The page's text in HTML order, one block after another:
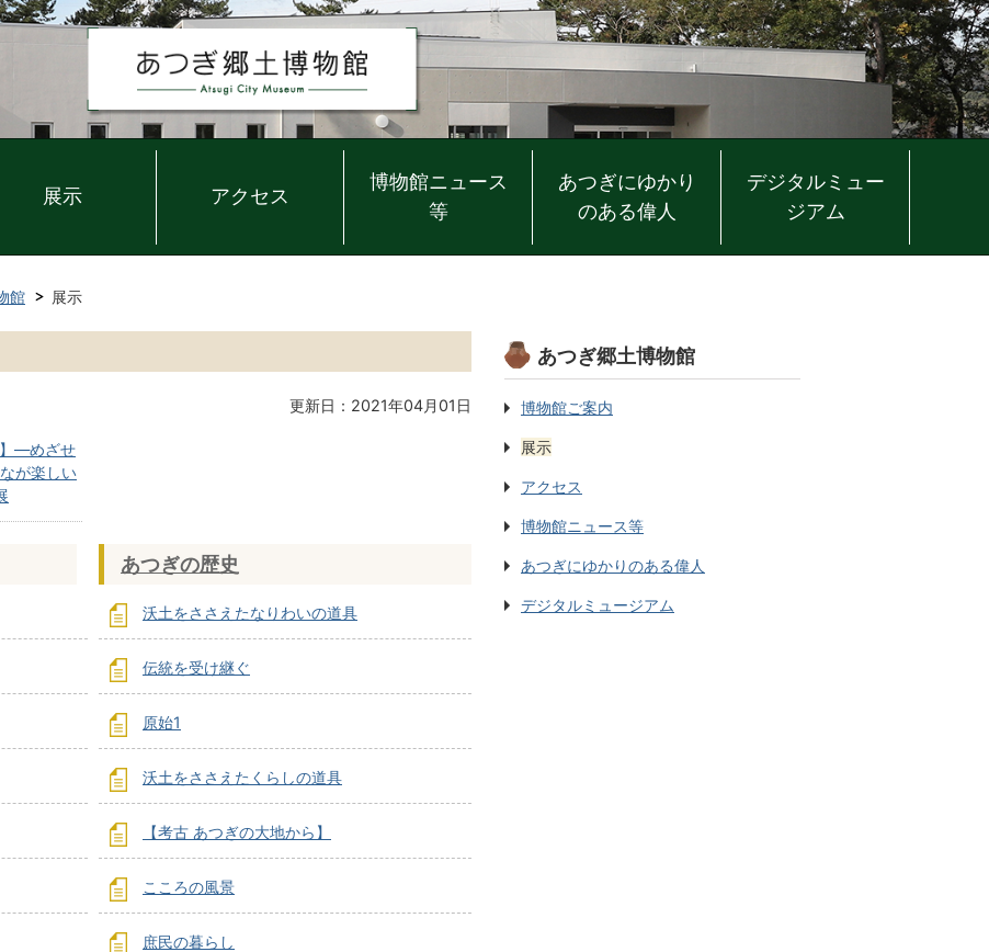
展示 アクセス
博物館ニュース
等
あつぎにゆかり
のある偉人
デジタルミュー
ジアム
館 展示
更新日：2021年04月01日
】―めざせ
が楽しい
あつぎの歴史
沃土をささえたなりわいの道具
伝統を受け継ぐ
原始1
沃土をささえたくらしの道具
【考古 あつぎの大地から】
こころの風景
庶民の暮らし
あつぎ郷土博物館
博物館ご案内
展示
アクセス
博物館ニュース等
あつぎにゆかりのある偉人
デジタルミュージアム